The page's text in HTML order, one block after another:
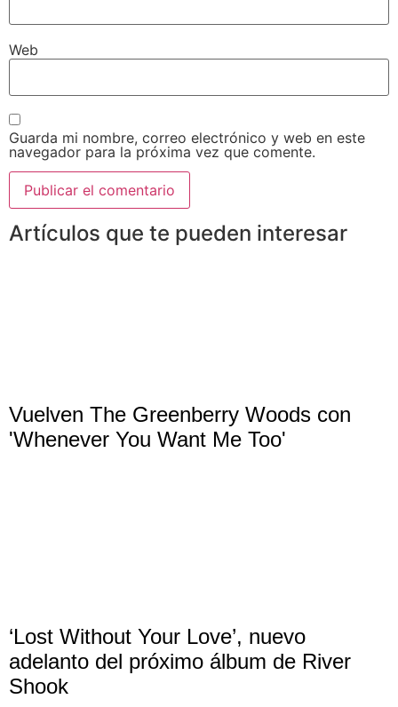
Web
Guarda mi nombre, correo electrónico y web en este
navegador para la próxima vez que comente.
Artículos que te pueden interesar
Vuelven The Greenberry Woods con
'Whenever You Want Me Too'
‘Lost Without Your Love’, nuevo
adelanto del próximo álbum de River
Shook